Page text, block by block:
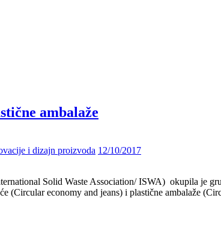
ambalaže
i dizajn proizvoda 12/10/2017
Solid Waste Association/ ISWA) okupila je
(Circular economy and jeans) i plastične ambalaže